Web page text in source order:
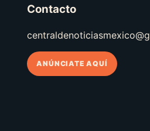
Contacto
ANÚNCIATE AQUÍ